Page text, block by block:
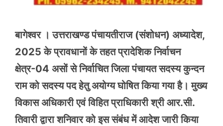
बागेश्वर । उत्तराखण्ड पंचायतीराज (संशोधन) अध्यादेश,
2025 के प्रावधानों के तहत प्रादेशिक निर्वाचन
क्षेत्र-04 असों से निर्वाचित जिला पंचायत सदस्य कुन्दन
राम को सदस्य पद हेतु अयोग्य घोषित किया गया है। मुख्य
विकास अधिकारी एवं विहित प्राधिकारी श्री आर.सी.
तिवारी द्वारा शनिवार को इस संबंध में आदेश जारी किया